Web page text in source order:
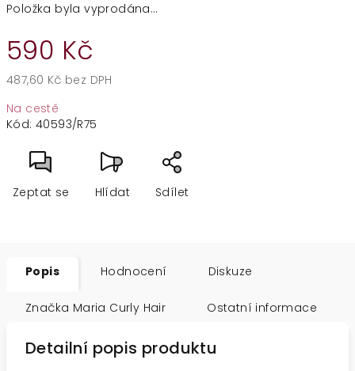
Položka byla vyprodána…
590 Kč
487,60 Kč bez DPH
cena:
Na cestě
Kód: 40593/R75
Zeptat se Hlídat Sdílet
Popis Hodnocení Diskuze
Značka Maria Curly Hair Ostatní informace
Detailní popis produktu